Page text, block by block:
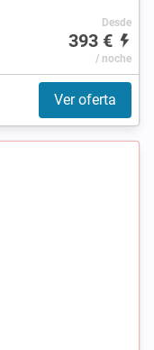
Desde
393 €
/ noche
Ver oferta